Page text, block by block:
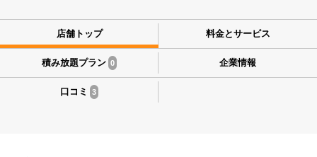
店舗トップ 料金とサービス
積み放題プラン 0 企業情報
口コミ 3